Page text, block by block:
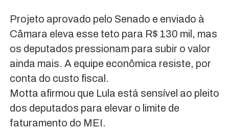
Projeto aprovado pelo Senado e enviado à
Câmara eleva esse teto para R$ 130 mil, mas
os deputados pressionam para subir o valor
ainda mais. A equipe econômica resiste, por
conta do custo fiscal.
Motta afirmou que Lula está sensível ao pleito
dos deputados para elevar o limite de
faturamento do MEI.